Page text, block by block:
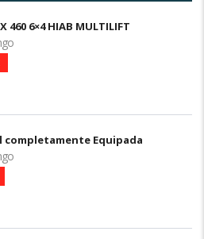
460 6×4 HIAB MULTILIFT
completamente Equipada